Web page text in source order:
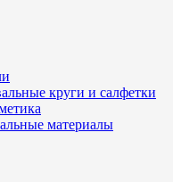
круги и салфетки
материалы